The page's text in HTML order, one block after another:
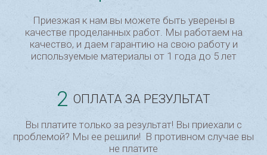
Приезжая к нам вы можете быть уверены в
качестве проделанных работ. Мы работаем на
качество, и даем гарантию на свою работу и
используемые материалы от 1 года до 5 лет
2 ОПЛАТА ЗА РЕЗУЛЬТАТ
Вы платите только за результат! Вы приехали с
проблемой? Мы ее решили! В противном случае вы
не платите